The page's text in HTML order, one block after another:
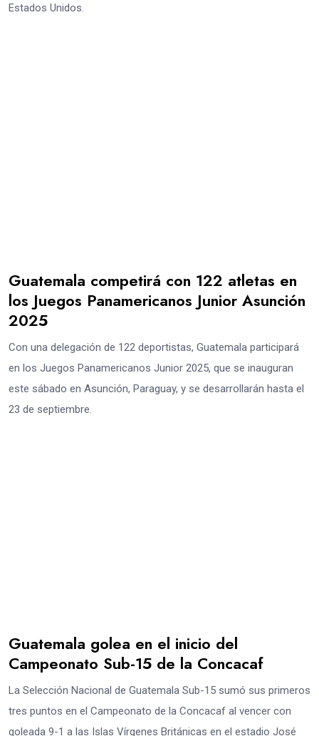
Estados Unidos.
Guatemala competirá con 122 atletas en
los Juegos Panamericanos Junior Asunción
2025
Con una delegación de 122 deportistas, Guatemala participará
en los Juegos Panamericanos Junior 2025, que se inauguran
este sábado en Asunción, Paraguay, y se desarrollarán hasta el
23 de septiembre.
Guatemala golea en el inicio del
Campeonato Sub-15 de la Concacaf
La Selección Nacional de Guatemala Sub-15 sumó sus primeros
tres puntos en el Campeonato de la Concacaf al vencer con
goleada 9-1 a las Islas Vírgenes Británicas en el estadio José